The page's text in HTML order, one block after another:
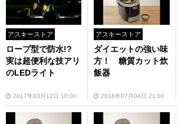
アスキーストア
ロープ型で防水!?
実は超便利な技アリ
のLEDライト
2017年03月12日 10:00
アスキーストア
ダイエットの強い味
方！ 糖質カット炊
飯器
2018年07月04日 21:00